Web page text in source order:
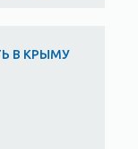
В КРЫМУ